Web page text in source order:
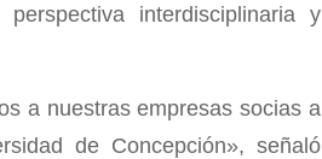
interdisciplinaria y
a nuestras empresas socias a
de Concepción», señaló